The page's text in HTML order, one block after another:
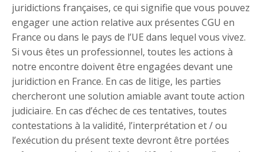
juridictions françaises, ce qui signifie que vous pouvez
engager une action relative aux présentes CGU en
France ou dans le pays de l’UE dans lequel vous vivez.
Si vous êtes un professionnel, toutes les actions à
notre encontre doivent être engagées devant une
juridiction en France. En cas de litige, les parties
chercheront une solution amiable avant toute action
judiciaire. En cas d’échec de ces tentatives, toutes
contestations à la validité, l’interprétation et / ou
l’exécution du présent texte devront être portées